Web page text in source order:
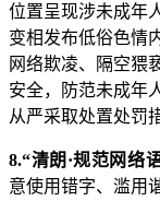
位置呈现涉未成年
变相发布低俗色情
网络欺凌、隔空猥
安全，防范未成年
从严采取处置处罚
8.“清朗·规范网络
意使用错字、滥用